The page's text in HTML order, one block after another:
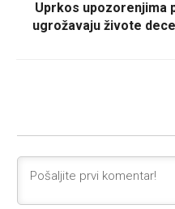
Uprkos upozorenjima
ugrožavaju živote